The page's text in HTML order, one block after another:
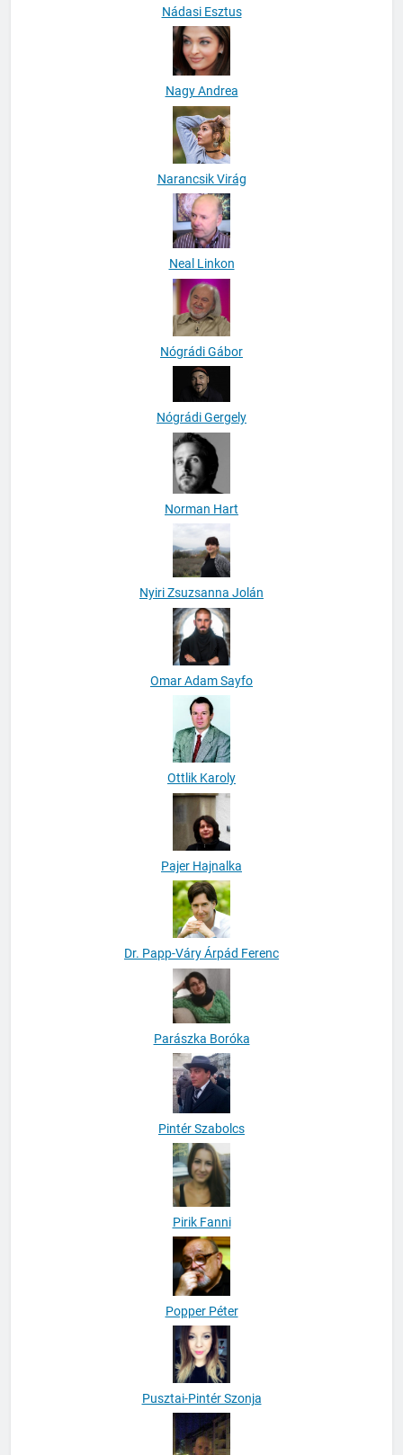
Nádasi Esztus
Nagy Andrea
Narancsik Virág
Neal Linkon
Nógrádi Gábor
Nógrádi Gergely
Norman Hart
Nyiri Zsuzsanna Jolán
Omar Adam Sayfo
Ottlik Karoly
Pajer Hajnalka
Dr. Papp-Váry Árpád Ferenc
Parászka Boróka
Pintér Szabolcs
Pirik Fanni
Popper Péter
Pusztai-Pintér Szonja